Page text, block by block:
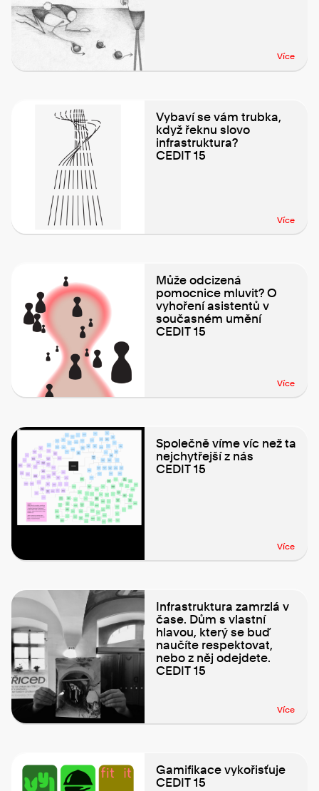
Více
Vybaví se vám trubka,
když řeknu slovo
infrastruktura?
CEDIT 15
Více
Může odcizená
pomocnice mluvit? O
vyhoření asistentů v
současném umění
CEDIT 15
Více
Společně víme víc než ta
nejchytřejší z nás
CEDIT 15
Více
Infrastruktura zamrzlá v
čase. Dům s vlastní
hlavou, který se buď
naučíte respektovat,
nebo z něj odejdete.
CEDIT 15
Více
Gamifikace vykořisťuje
CEDIT 15